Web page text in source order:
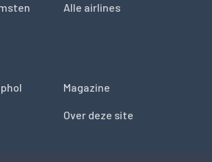
Alle airlines
Magazine
Over deze site